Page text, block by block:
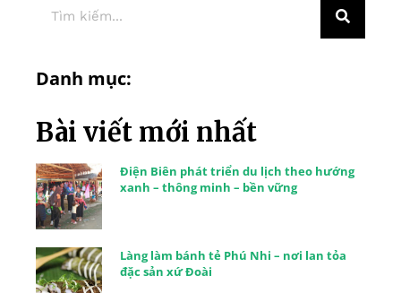
Danh mục:
Bài viết mới nhất
Điện Biên phát triển du lịch theo hướng
xanh – thông minh – bền vững
Làng làm bánh tẻ Phú Nhi – nơi lan tỏa
đặc sản xứ Đoài